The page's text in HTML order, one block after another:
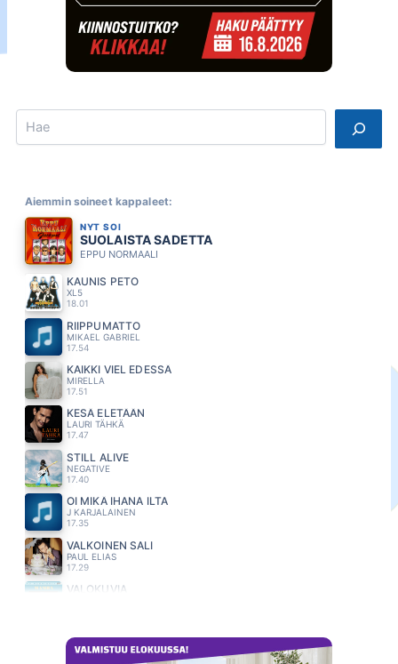
Search
Aiemmin soineet kappaleet:
NYT SOI
SUOLAISTA SADETTA
EPPU NORMAALI
KAUNIS PETO
XL5
18.01
RIIPPUMATTO
MIKAEL GABRIEL
17.54
KAIKKI VIEL EDESSÄ
MIRELLA
17.51
KESÄ ELETÄÄN
LAURI TÄHKÄ
17.47
STILL ALIVE
NEGATIVE
17.40
OI MIKÄ IHANA ILTA
J KARJALAINEN
17.35
VALKOINEN SALI
PAUL ELIAS
17.29
VALOKUVIA
ROBIN PACKALEN
17.09